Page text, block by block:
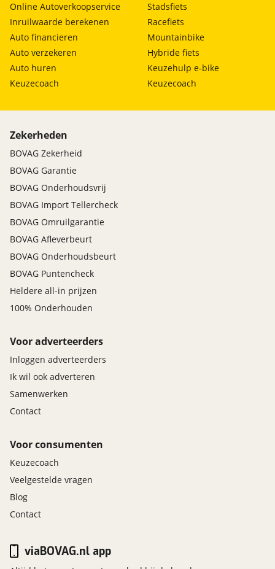
Online Autoverkoopservice
Inruilwaarde berekenen
Auto financieren
Auto verzekeren
Auto huren
Keuzecoach
Stadsfiets
Racefiets
Mountainbike
Hybride fiets
Keuzehulp e-bike
Keuzecoach
Zekerheden
BOVAG Zekerheid
BOVAG Garantie
BOVAG Onderhoudsvrij
BOVAG Import Tellercheck
BOVAG Omruilgarantie
BOVAG Afleverbeurt
BOVAG Onderhoudsbeurt
BOVAG Puntencheck
Heldere all-in prijzen
100% Onderhouden
Voor adverteerders
Inloggen adverteerders
Ik wil ook adverteren
Samenwerken
Contact
Voor consumenten
Keuzecoach
Veelgestelde vragen
Blog
Contact
viaBOVAG.nl app